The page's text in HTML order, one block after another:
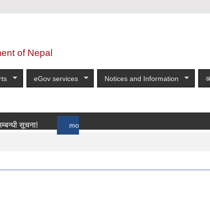
of Nepal
eGov services Notices and Information
सूचना!